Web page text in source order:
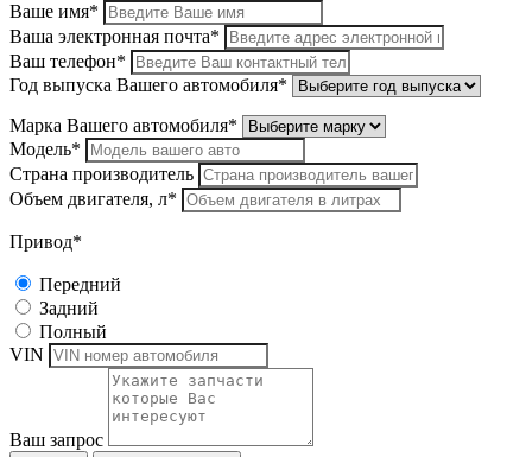
Ваше имя*
Ваша электронная почта*
Ваш телефон*
Год выпуска Вашего автомобиля*
Марка Вашего автомобиля*
Модель*
Страна производитель
Объем двигателя, л*
Привод*
Передний
Задний
Полный
VIN
Ваш запрос